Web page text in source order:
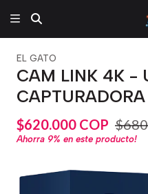
EL GATO
CAM LINK 4K -
$620.000 COP
Ahorra 9% en este producto!